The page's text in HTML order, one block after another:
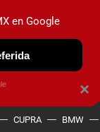
CUPRA BMW
×
en Google